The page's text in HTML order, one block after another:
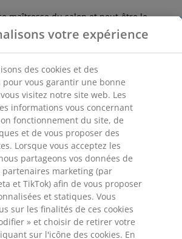
maîtresse du salon et peut-être le
du salon. Si vous êtes à la
canapé, JYSK propose une large
de canapés avec méridienne et de
différents matériaux et couleurs. Nous
petite et de grande taille afin que vous
celui qui convient à votre salon.
accompagné d’une table basse.
, vous disposez soudain d’un endroit
et vos encas/boissons. Une
est le bout de canapé, qui est plus
traditionnelle. Un bout de canapé
du canapé et est particulièrement idéal
et les canapés avec méridienne.
une table basse ronde, triangulaire
votre expérience
des cookies et des
vous garantir une bonne
visitez notre site web. Les
informations vous concernant
fonctionnement du site, de
et de vous proposer des
Lorsque vous acceptez les
partageons vos données de
partenaires marketing (par
et TikTok) afin de vous proposer
et statiques. Vous
sur les finalités de ces cookies
» et choisir de retirer votre
sur l'icône des cookies. En